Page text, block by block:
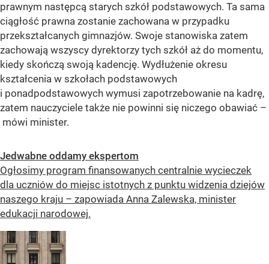
prawnym następcą starych szkół podstawowych. Ta sama
ciągłość prawna zostanie zachowana w przypadku
przekształcanych gimnazjów. Swoje stanowiska zatem
zachowają wszyscy dyrektorzy tych szkół aż do momentu,
kiedy skończą swoją kadencję. Wydłużenie okresu
kształcenia w szkołach podstawowych
i ponadpodstawowych wymusi zapotrzebowanie na kadrę,
zatem nauczyciele także nie powinni się niczego obawiać –
mówi minister.
Jedwabne oddamy ekspertom
Ogłosimy program finansowanych centralnie wycieczek
dla uczniów do miejsc istotnych z punktu widzenia dziejów
naszego kraju – zapowiada Anna Zalewska, minister
edukacji narodowej.